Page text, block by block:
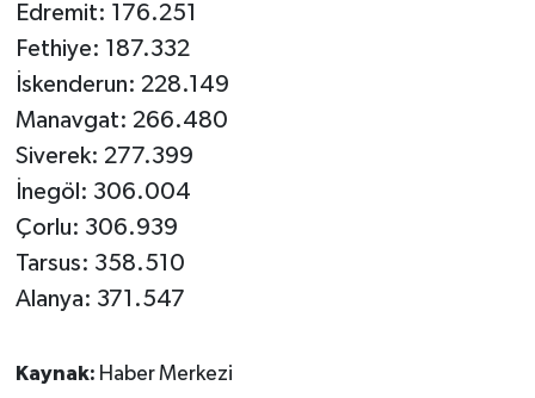
Edremit: 176.251
Fethiye: 187.332
İskenderun: 228.149
Manavgat: 266.480
Siverek: 277.399
İnegöl: 306.004
Çorlu: 306.939
Tarsus: 358.510
Alanya: 371.547
Kaynak: Haber Merkezi